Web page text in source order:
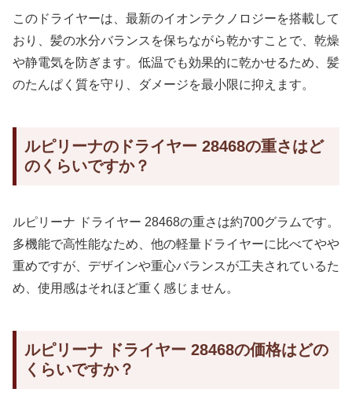
このドライヤーは、最新のイオンテクノロジーを搭載して
おり、髪の水分バランスを保ちながら乾かすことで、乾燥
や静電気を防ぎます。低温でも効果的に乾かせるため、髪
のたんぱく質を守り、ダメージを最小限に抑えます。
ルピリーナのドライヤー 28468の重さはど
のくらいですか？
ルピリーナ ドライヤー 28468の重さは約700グラムです。
多機能で高性能なため、他の軽量ドライヤーに比べてやや
重めですが、デザインや重心バランスが工夫されているた
め、使用感はそれほど重く感じません。
ルピリーナ ドライヤー 28468の価格はどの
くらいですか？